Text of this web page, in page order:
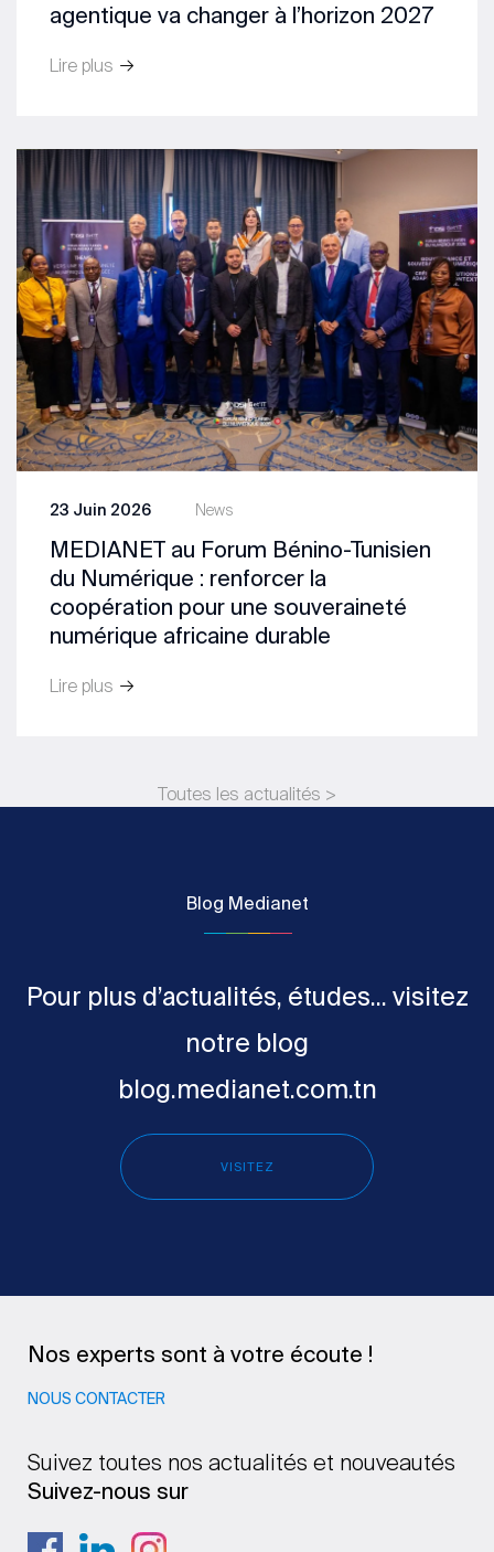
agentique va changer à l’horizon 2027
Lire plus
News
23 Juin 2026
MEDIANET au Forum Bénino-Tunisien
du Numérique : renforcer la
coopération pour une souveraineté
numérique africaine durable
Lire plus
Toutes les actualités >
Blog Medianet
Pour plus d’actualités, études... visitez
notre blog
blog.medianet.com.tn
VISITEZ
Nos experts sont à votre écoute !
NOUS CONTACTER
Suivez toutes nos actualités et nouveautés
Suivez-nous sur